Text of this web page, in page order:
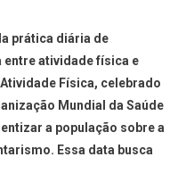
prática diária de
entre atividade física e
Física, celebrado
Mundial da Saúde
a população sobre a
Essa data busca